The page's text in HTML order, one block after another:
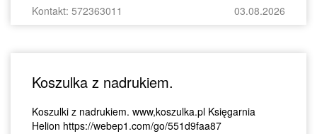
Kontakt: 572363011 03.08.2026
Koszulka z nadrukiem.
Koszulki z nadrukiem. www,koszulka.pl Księgarnia
Helion https://webep1.com/go/551d9faa87